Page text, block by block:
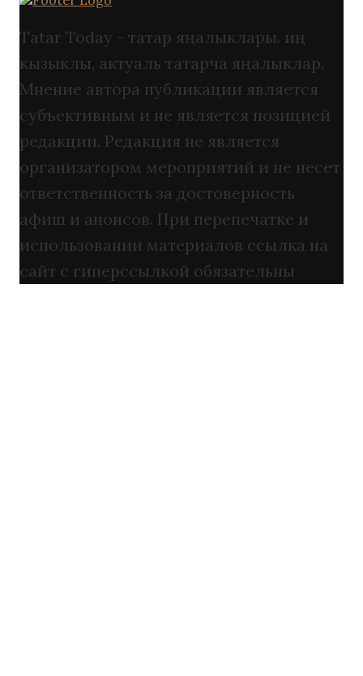
Tatar Today - татар яңалыклары. иң
кызыклы, актуаль татарча яңалыклар.
Мнение автора публикации является
субъективным и не является позицией
редакции. Редакция не является
организатором мероприятий и не несет
ответственность за достоверность
афиш и анонсов. При перепечатке и
использовании материалов ссылка на
сайт с гиперссылкой обязательны